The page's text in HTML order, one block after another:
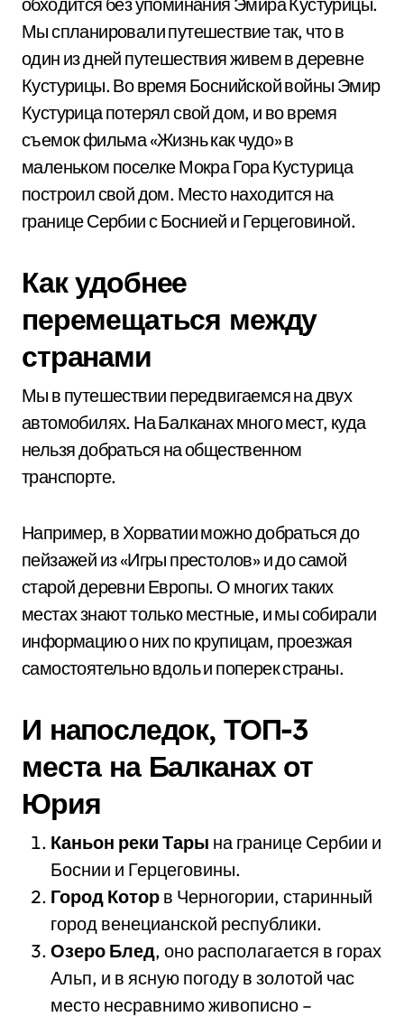
Мы спланировали путешествие так, что в
один из дней путешествия живем в деревне
Кустурицы. Во время Боснийской войны Эмир
Кустурица потерял свой дом, и во время
съемок фильма «Жизнь как чудо» в
маленьком поселке Мокра Гора Кустурица
построил свой дом. Место находится на
границе Сербии с Боснией и Герцеговиной.
Как удобнее
перемещаться между
странами
Мы в путешествии передвигаемся на двух
автомобилях. На Балканах много мест, куда
нельзя добраться на общественном
транспорте.
Например, в Хорватии можно добраться до
пейзажей из «Игры престолов» и до самой
старой деревни Европы. О многих таких
местах знают только местные, и мы собирали
информацию о них по крупицам, проезжая
самостоятельно вдоль и поперек страны.
И напоследок, ТОП-3
места на Балканах от
Юрия
Каньон реки Тары на границе Сербии и
Боснии и Герцеговины.
Город Котор в Черногории, старинный
город венецианской республики.
Озеро Блед, оно располагается в горах
Альп, и в ясную погоду в золотой час
место несравнимо живописно –